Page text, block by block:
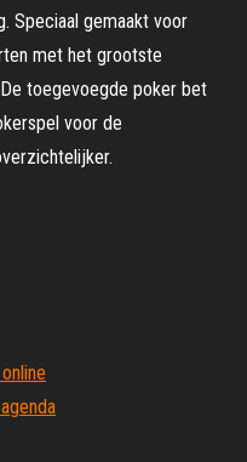
Speciaal gemaakt voor
met het grootste
toegevoegde poker bet
voor de